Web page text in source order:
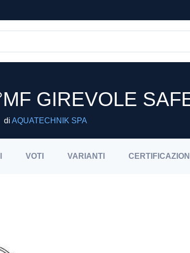
GIREVOLE
di AQUATECHNIK SPA
VOTI VARIANTI CERTIFICAZIONI